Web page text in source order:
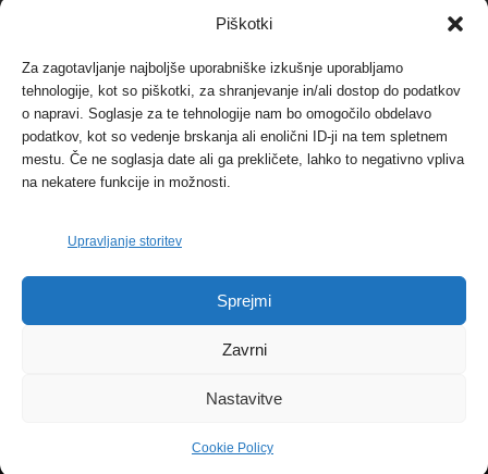
Piškotki
Za zagotavljanje najboljše uporabniške izkušnje uporabljamo
tehnologije, kot so piškotki, za shranjevanje in/ali dostop do podatkov
o napravi. Soglasje za te tehnologije nam bo omogočilo obdelavo
podatkov, kot so vedenje brskanja ali enolični ID-ji na tem spletnem
mestu. Če ne soglasja date ali ga prekličete, lahko to negativno vpliva
na nekatere funkcije in možnosti.
Upravljanje storitev
Sprejmi
Zavrni
Nastavitve
Cookie Policy
NAJBOLJ KOMENTIRANO
Protest proti vetrnim elektrarnam na Ojstrici, v
svetu pa vedno bolj...
Dogodki 12. maja, 2017
Tožilstvo v Celovcu v korist elektrarnam
Verbund
FOTO: Razstava cvetličarskega mojstra Andreja
Dogodki 27. novembra, 2017
© 2026 | eKoroška.si